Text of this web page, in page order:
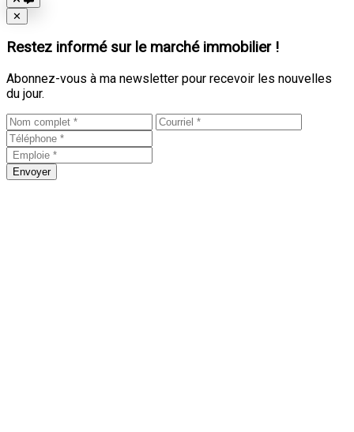
Close
✕
Restez informé sur le marché immobilier !
Abonnez-vous à ma newsletter pour recevoir les nouvelles
du jour.
Envoyer